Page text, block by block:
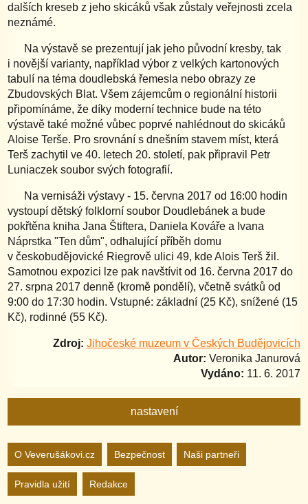
dalších kreseb z jeho skicáků však zůstaly veřejnosti zcela
neznámé.
Na výstavě se prezentují jak jeho původní kresby, tak
i novější varianty, například výbor z velkých kartonových
tabulí na téma doudlebská řemesla nebo obrazy ze
Zbudovských Blat. Všem zájemcům o regionální historii
připomínáme, že díky moderní technice bude na této
výstavě také možné vůbec poprvé nahlédnout do skicáků
Aloise Terše. Pro srovnání s dnešním stavem míst, která
Terš zachytil ve 40. letech 20. století, pak připravil Petr
Luniaczek soubor svých fotografií.
Na vernisáži výstavy - 15. června 2017 od 16:00 hodin
vystoupí dětský folklorní soubor Doudlebánek a bude
pokřtěna kniha Jana Štiftera, Daniela Kováře a Ivana
Náprstka "Ten dům", odhalující příběh domu
v českobudějovické Riegrově ulici 49, kde Alois Terš žil.
Samotnou expozici lze pak navštívit od 16. června 2017 do
27. srpna 2017 denně (kromě pondělí), včetně svátků od
9:00 do 17:30 hodin. Vstupné: základní (25 Kč), snížené (15
Kč), rodinné (55 Kč).
Zdroj: Jihočeské muzeum v Českých Budějovicích
Autor: Veronika Janurová
Vydáno: 11. 6. 2017
nastavení
Nastavení webu
Animované
O Veverušákovi.cz Bezpečnost Naši partneři
Pravidla užití Redakce